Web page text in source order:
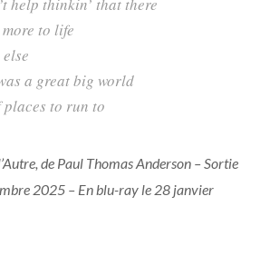
help thinkin’ that there
to life
a great big world
to run to
de Paul Thomas Anderson – Sortie
2025 – En blu-ray le 28 janvier